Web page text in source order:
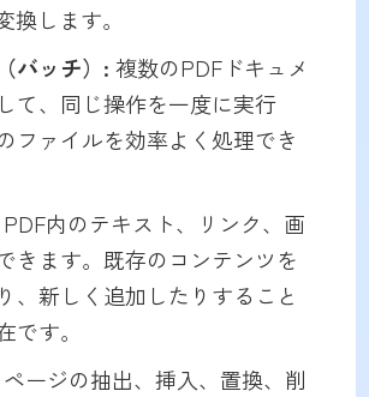
換します。
バッチ）: 複数のPDFドキュメ
て、同じ操作を一度に実行
ファイルを効率よく処理でき
PDF内のテキスト、リンク、画
きます。既存のコンテンツを
、新しく追加したりすること
です。
ページの抽出、挿入、置換、削